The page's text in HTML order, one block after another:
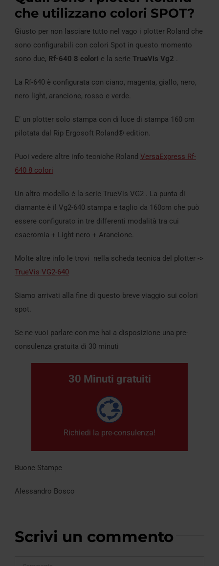
che utilizzano colori SPOT?
Giusto per non lasciare tutto nel vago i plotter Roland che
sono configurabili con colori Spot in questo momento
sono due, Rf-640 8 colori e la serie TrueVis Vg2 .
La Rf-640 è configurata con ciano, magenta, giallo, nero,
nero light, arancione, rosso e verde.
E’ un plotter solo stampa con di luce di stampa 160 cm
pilotata dal Rip Ergosoft Roland® edition.
Puoi vedere altre info tecniche Roland VersaExpress Rf-
640 8 colori
Un altro modello è la serie TrueVis VG2 . La punta di
diamante è il Vg2-640 stampa e taglio da 160cm che può
essere configurato in tre differenti modalità tra cui
esacromia + Light nero + Arancione.
Molte altre info le trovi nella scheda tecnica del plotter ->
TrueVis VG2-640
Siamo arrivati alla fine di questo breve viaggio sui colori
spot.
Se ne vuoi parlare con me hai a disposizione una pre-
consulenza gratuita di 30 minuti
30 Minuti gratuiti
Richiedi la pre-consulenza!
Buone Stampe
Alessandro Bosco
Scrivi un commento